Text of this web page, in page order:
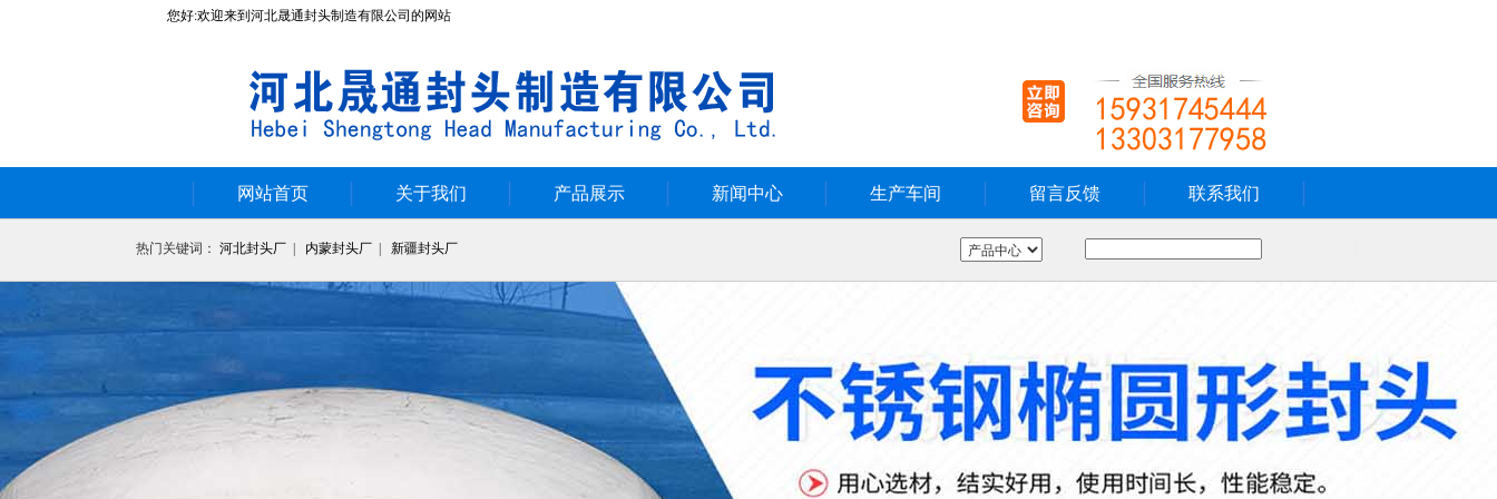
您好:欢迎来到河北晟通封头制造有限公司的网站
网站首页 关于我们 产品展示 新闻中心 生产车间 留言反馈 联系我们
热门关键词： 河北封头厂 内蒙封头厂 新疆封头厂